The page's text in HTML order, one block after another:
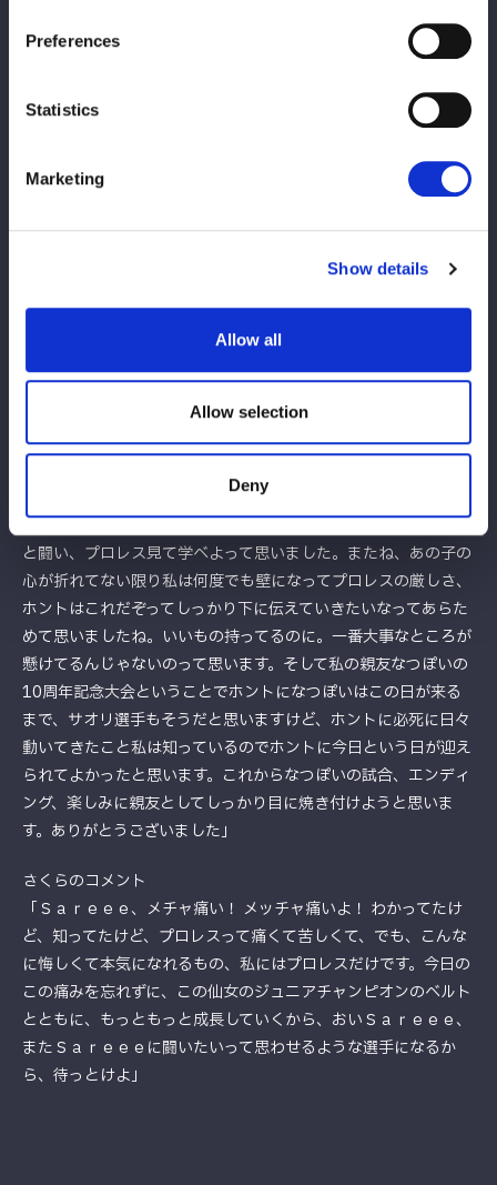
Preferences
Statistics
Marketing
Show details
Allow all
Allow selection
Deny
わしてハイキック、丸め込みの連続。さくらの突進にＳａｒｅｅ
ｅはドロップキック、「座っとけ！」と低空でもう一発。さくら
は場外転落。さくらが立ち上がり、Ｓａｒｅｅｅが引き入れると
フィッシャーマン。返したさくらにＳａｒｅｅｅはコーナーから
さくらが返してみせる。10分経過。Ｓａｒｅｅｅは起き上がる
さくらのエルボー連打を受けて立つ。Ｓａｒｅｅｅが一発で吹っ
飛ばすと、さくらはマットを叩いて起き上がりミドルキック、Ｓ
のトラースキック。ハイキックから蹴りのコンビネーション。Ｓ
ａｒｅｅｅを倒しバックを取りジャーマン。Ｓａｒｅｅｅが返す
と、さくらが絶叫、Ｓａｒｅｅｅは裏投げ。さくらが返せずＳａ
ｒｅｅｅの勝利となった。
Ｓａｒｅｅｅのコメント
「まずはさくらあやとセミファイナルでシングルマッチ。なつぽ
まだまだですね。詰めが遅い。せっかくジャーマン出して次いけ
よって。相手が回復しちゃうじゃん。そういうところもっともっ
と闘い、プロレス見て学べよって思いました。またね、あの子の
心が折れてない限り私は何度でも壁になってプロレスの厳しさ、
ホントはこれだぞってしっかり下に伝えていきたいなってあらた
めて思いましたね。いいもの持ってるのに。一番大事なところが
懸けてるんじゃないのって思います。そして私の親友なつぽいの
10周年記念大会ということでホントになつぽいはこの日が来る
まで、サオリ選手もそうだと思いますけど、ホントに必死に日々
動いてきたこと私は知っているのでホントに今日という日が迎え
られてよかったと思います。これからなつぽいの試合、エンディ
ング、楽しみに親友としてしっかり目に焼き付けようと思いま
す。ありがとうございました」
さくらのコメント
「Ｓａｒｅｅｅ、メチャ痛い！ メッチャ痛いよ！ わかってたけ
ど、知ってたけど、プロレスって痛くて苦しくて、でも、こんな
に悔しくて本気になれるもの、私にはプロレスだけです。今日の
この痛みを忘れずに、この仙女のジュニアチャンピオンのベルト
とともに、もっともっと成長していくから、おいＳａｒｅｅｅ、
またＳａｒｅｅｅに闘いたいって思わせるような選手になるか
ら、待っとけよ」